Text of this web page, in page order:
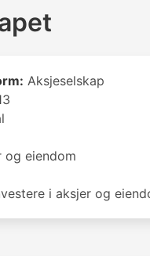
Aksjeselskap
og eiendom
i aksjer og